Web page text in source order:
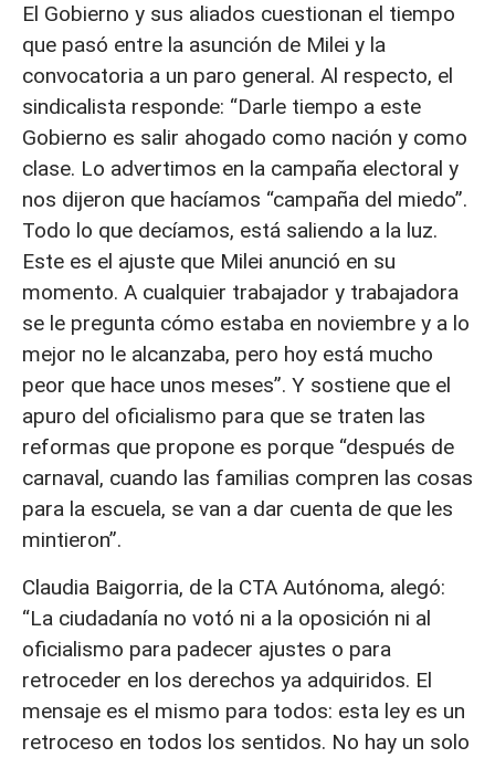
El Gobierno y sus aliados cuestionan el tiempo
que pasó entre la asunción de Milei y la
convocatoria a un paro general. Al respecto, el
sindicalista responde: “Darle tiempo a este
Gobierno es salir ahogado como nación y como
clase. Lo advertimos en la campaña electoral y
nos dijeron que hacíamos “campaña del miedo”.
Todo lo que decíamos, está saliendo a la luz.
Este es el ajuste que Milei anunció en su
momento. A cualquier trabajador y trabajadora
se le pregunta cómo estaba en noviembre y a lo
mejor no le alcanzaba, pero hoy está mucho
peor que hace unos meses”. Y sostiene que el
apuro del oficialismo para que se traten las
reformas que propone es porque “después de
carnaval, cuando las familias compren las cosas
para la escuela, se van a dar cuenta de que les
mintieron”.
Claudia Baigorria, de la CTA Autónoma, alegó:
“La ciudadanía no votó ni a la oposición ni al
oficialismo para padecer ajustes o para
retroceder en los derechos ya adquiridos. El
mensaje es el mismo para todos: esta ley es un
retroceso en todos los sentidos. No hay un solo